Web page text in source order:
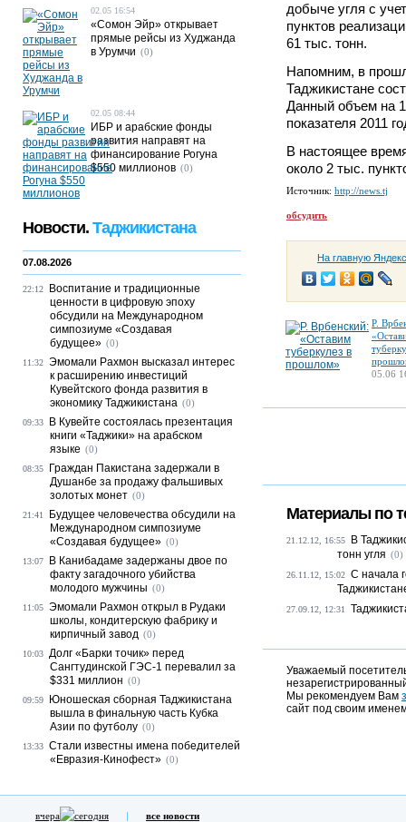
добыче угля с
пунктов
61 тыс. тонн.
Напомним, в
Таджикистане
Данный объем на
показателя 2011
В настоящее
около 2 тыс.
Источник: http://news.tj
обсудить
На главную
Р.
05.06
Материалы по
21.12.12, 16:55
В
тонн угля (0)
26.11.12, 15:02 С начала
27.09.12, 12:31
Уважаемый
Мы рекомендуем Вам
сайт под своим
02.05 16:54
«Сомон Эйр» открывает
прямые рейсы из Худжанда
в Урумчи (0)
02.05 08:44
ИБР и арабские фонды
развития направят на
финансирование Рогуна
$550 миллионов (0)
Новости. Таджикистана
07.08.2026
22:12
Воспитание и традиционные
ценности в цифровую эпоху
обсудили на Международном
симпозиуме «Создавая
будущее» (0)
11:32 Эмомали Рахмон высказал интерес
к расширению инвестиций
Кувейтского фонда развития в
экономику Таджикистана (0)
09:33
В Кувейте состоялась презентация
книги «Таджики» на арабском
языке (0)
08:35
Граждан Пакистана задержали в
Душанбе за продажу фальшивых
золотых монет (0)
21:41
Будущее человечества обсудили на
Международном симпозиуме
«Создавая будущее» (0)
13:07
В Канибадаме задержаны двое по
факту загадочного убийства
молодого мужчины (0)
11:05 Эмомали Рахмон открыл в Рудаки
школы, кондитерскую фабрику и
кирпичный завод (0)
10:03 Долг «Барки точик» перед
Сангтудинской ГЭС-1 перевалил за
$331 миллион (0)
09:59
Юношеская сборная Таджикистана
вышла в финальную часть Кубка
Азии по футболу (0)
13:33 Стали известны имена победителей
«Евразия-Кинофест» (0)
вчера сегодня все новости